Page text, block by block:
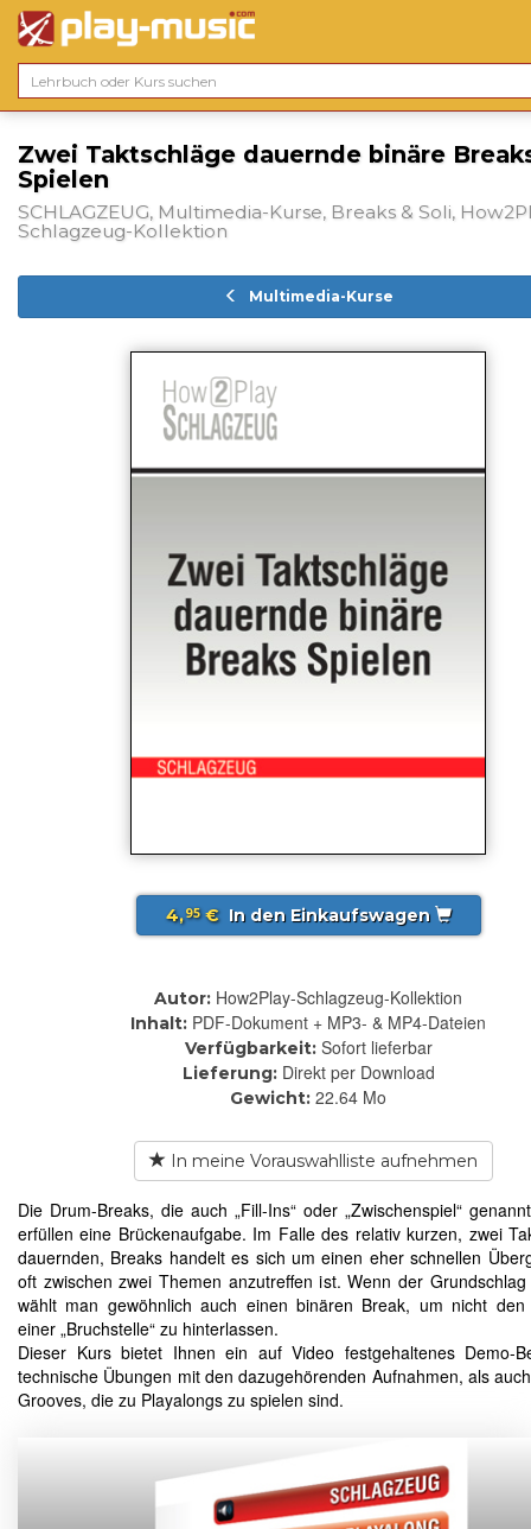
Zwei Taktschläge dauernde binäre
Spielen
SCHLAGZEUG, Multimedia-Kurse, Breaks & Soli,
Schlagzeug-Kollektion
Multimedia-Kurse
4,95€ In den Einkaufswagen
Autor: How2Play-Schlagzeug-Kollektion
Inhalt: PDF-Dokument + MP3- & MP4-Dateien
Verfügbarkeit: Sofort lieferbar
Lieferung: Direkt per Download
Gewicht: 22.64 Mo
In meine Vorauswahlliste aufnehmen
Die Drum-Breaks, die auch „Fill-Ins“ oder „Zwischenspiel“
erfüllen eine Brückenaufgabe. Im Falle des relativ kurzen, zwei
dauernden, Breaks handelt es sich um einen eher schnellen
oft zwischen zwei Themen anzutreffen ist. Wenn der
wählt man gewöhnlich auch einen binären Break, um nicht den
einer „Bruchstelle“ zu hinterlassen.
Dieser Kurs bietet Ihnen ein auf Video festgehaltenes Demo-
technische Übungen mit den dazugehörenden Aufnahmen, als
Grooves, die zu Playalongs zu spielen sind.